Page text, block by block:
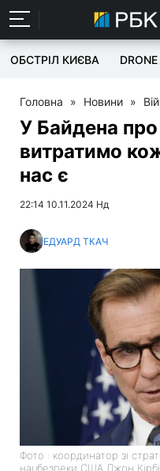
ОБСТРІЛ КИЄВА
Головна » Новини »
У Байдена про
витратимо
нас є
22:14 10.11.2024 Нд
ЕДУАРД ТКАЧ
Фото : координатор зі
нацбезпеки США Джон